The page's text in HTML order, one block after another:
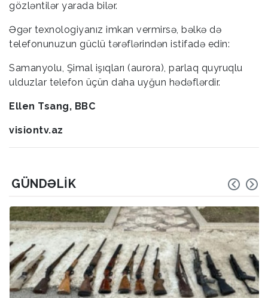
gözləntilər yarada bilər.
Əgər texnologiyanız imkan vermirsə, bəlkə də
telefonunuzun güclü tərəflərindən istifadə edin:
Samanyolu, Şimal işıqları (aurora), parlaq quyruqlu
ulduzlar telefon üçün daha uyğun hədəflərdir.
Ellen Tsang, BBC
visiontv.az
GÜNDƏLIK